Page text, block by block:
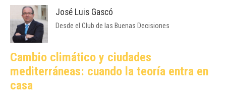
José Luis Gascó
Desde el Club de las Buenas Decisiones
Cambio climático y ciudades
mediterráneas: cuando la teoría entra en
casa